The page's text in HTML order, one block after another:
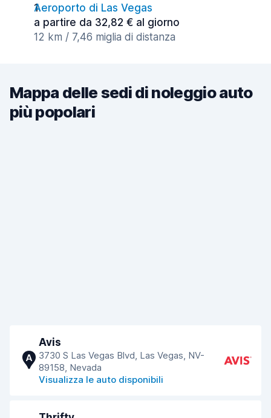
Aeroporto di Las Vegas
a partire da 32,82 € al giorno
12 km / 7,46 miglia di distanza
Mappa delle sedi di noleggio auto
più popolari
A
Avis
3730 S Las Vegas Blvd, Las Vegas, NV-
89158, Nevada
Visualizza le auto disponibili